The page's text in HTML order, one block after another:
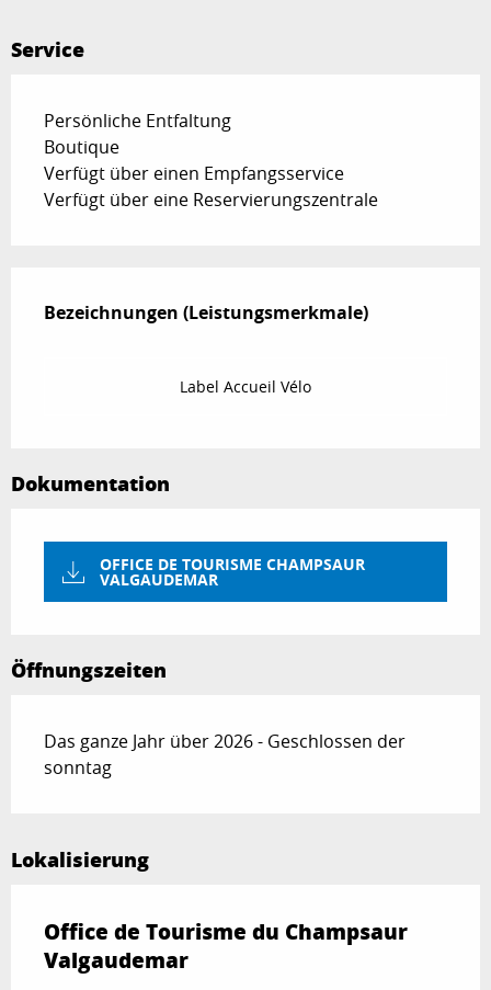
Service
Persönliche Entfaltung
Boutique
Verfügt über einen Empfangsservice
Verfügt über eine Reservierungszentrale
Bezeichnungen (Leistungsmerkmale)
Bezeichnungen (Leistungsmerkmale)
Label Accueil Vélo
Dokumentation
OFFICE DE TOURISME CHAMPSAUR
VALGAUDEMAR
Öffnungszeiten
Das ganze Jahr über 2026 - Geschlossen der
sonntag
Lokalisierung
Office de Tourisme du Champsaur
Valgaudemar